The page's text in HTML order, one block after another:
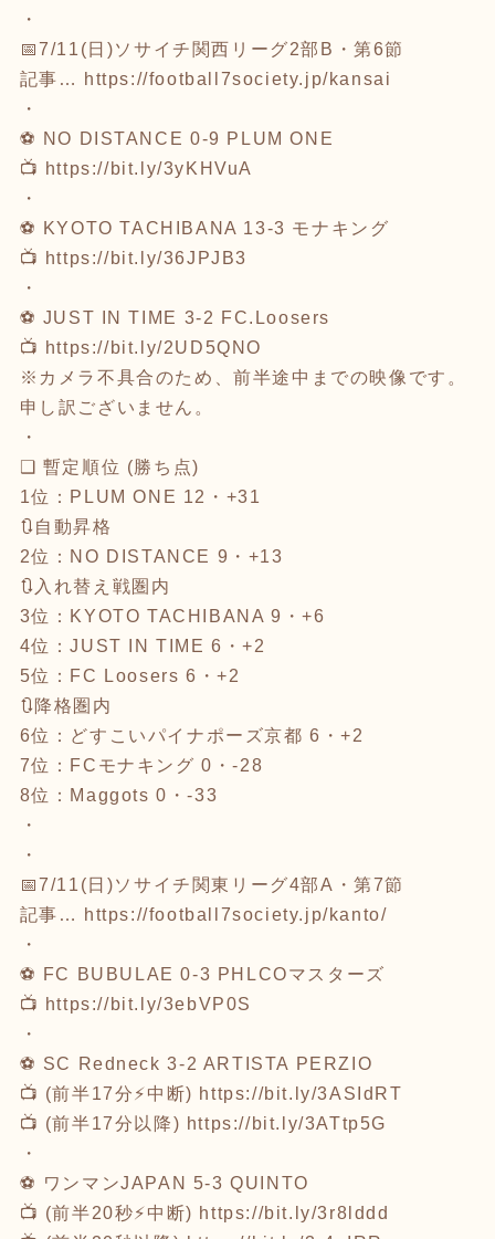
・
📅7/11(日)ソサイチ関西リーグ2部B・第6節
記事…
https://football7society.jp/kansai
・
⚽ NO DISTANCE 0-9 PLUM ONE
📺 https://bit.ly/3yKHVuA
・
⚽ KYOTO TACHIBANA 13-3 モナキング
📺 https://bit.ly/36JPJB3
・
⚽ JUST IN TIME 3-2 FC.Loosers
📺 https://bit.ly/2UD5QNO
※カメラ不具合のため、前半途中までの映像です。
申し訳ございません。
・
❑ 暫定順位 (勝ち点)
1位：PLUM ONE 12・+31
🔃自動昇格
2位：NO DISTANCE 9・+13
🔃入れ替え戦圏内
3位：KYOTO TACHIBANA 9・+6
4位：JUST IN TIME 6・+2
5位：FC Loosers 6・+2
🔃降格圏内
6位：どすこいパイナポーズ京都 6・+2
7位：FCモナキング 0・-28
8位：Maggots 0・-33
・
・
📅7/11(日)ソサイチ関東リーグ4部A・第7節
記事…
https://football7society.jp/kanto/
・
⚽ FC BUBULAE 0-3 PHLCOマスターズ
📺 https://bit.ly/3ebVP0S
・
⚽ SC Redneck 3-2 ARTISTA PERZIO
📺 (前半17分⚡中断) https://bit.ly/3ASIdRT
📺 (前半17分以降) https://bit.ly/3ATtp5G
・
⚽ ワンマンJAPAN 5-3 QUINTO
📺 (前半20秒⚡中断) https://bit.ly/3r8lddd